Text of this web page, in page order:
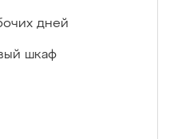
дней
шкаф